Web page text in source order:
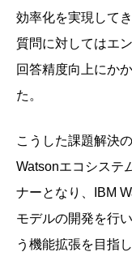
効率化を実現して
質問に対してはエ
回答精度向上にか
た。
こうした課題解決
Watsonエコシステ
ナーとなり、IBM
モデルの開発を行
う機能拡張を目指し